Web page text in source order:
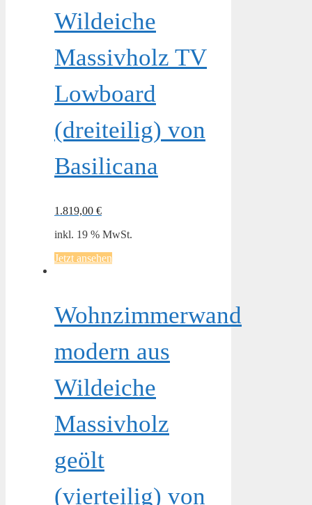
Wildeiche
Massivholz TV
Lowboard
(dreiteilig) von
Basilicana
1.819,00 €
inkl. 19 % MwSt.
Jetzt ansehen
Wohnzimmerwand
modern aus
Wildeiche
Massivholz
geölt
(vierteilig) von